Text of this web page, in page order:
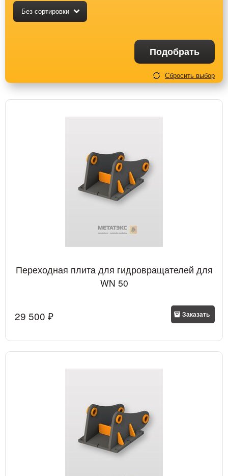
Без сортировки
Подобрать
Сбросить выбор
Переходная плита для гидровращателей для
WN 50
29 500 ₽ Заказать